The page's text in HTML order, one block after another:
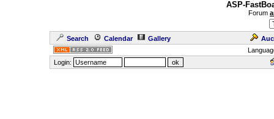
ASP-
Forum
Search Calendar Gallery
Login: